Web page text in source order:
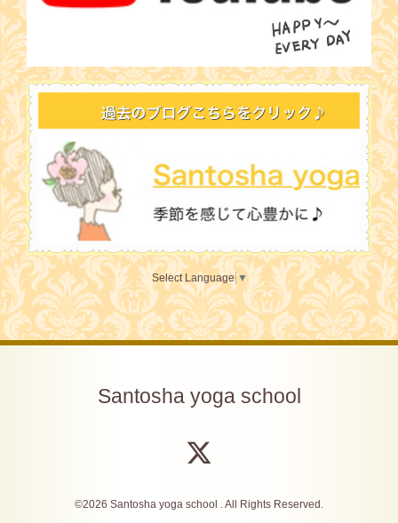
Select Language ▼
Santosha yoga school
©2026 Santosha yoga school . All Rights Reserved.